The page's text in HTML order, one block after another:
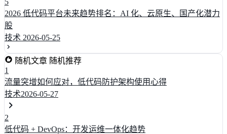
2026 低代码平台未来趋势排名：AI 化、云原生、国产化潜力
股
技术 2026-05-25
随机文章 随机推荐
1
流量突增如何应对，低代码防护架构使用心得
技术2026-05-27
2
低代码 + DevOps：开发运维一体化趋势